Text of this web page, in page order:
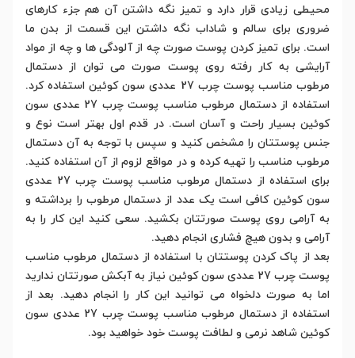
محیطی زیادی قرار دارد و تمیز نگه داشتن آن هم جزء کارهای
ضروری برای سالم و شاداب نگه داشتن این قسمت از بدن ما
است. برای تمیز کردن پوست صورت چه از آلودگی ها و چه از مواد
آرایشی به کار رفته روی پوست صورت می توان از دستمال
مرطوب مناسب پوست چرب 27 عددی سون کوئین استفاده کرد.
استفاده از دستمال مرطوب مناسب پوست چرب 27 عددی سون
کوئین بسیار راحت و آسان است. در قدم اول بهتر است نوع و
جنس پوستتان را مشخص کنید و سپس با توجه به آن دستمال
مرطوب مناسب را تهیه کرده و در مواقع لزوم از آن استفاده کنید.
برای استفاده از دستمال مرطوب مناسب پوست چرب 27 عددی
سون کوئین کافی است یک عدد از دستمال مرطوب را برداشته و
به آرامی روی پوست صورتتان بکشید. سعی کنید این کار را به
آرامی و بدون هیچ فشاری انجام دهید.
بعد از پاک کردن پوستتان با استفاده از دستمال مرطوب مناسب
پوست چرب 27 عددی سون کوئین نیاز به آبکش صورتتان ندارید
اما به صورت دلخواه می توانید این کار را انجام دهید. بعد از
استفاده از دستمال مرطوب مناسب پوست چرب 27 عددی سون
کوئین شاهد نرمی و لطافت پوست خود خواهید بود.